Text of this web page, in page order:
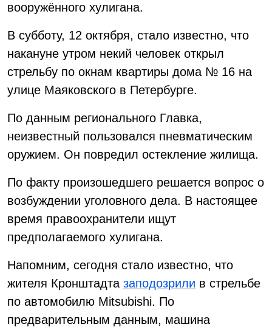
вооружённого хулигана.
В субботу, 12 октября, стало известно, что
накануне утром некий человек открыл
стрельбу по окнам квартиры дома № 16 на
улице Маяковского в Петербурге.
По данным регионального Главка,
неизвестный пользовался пневматическим
оружием. Он повредил остекление жилища.
По факту произошедшего решается вопрос о
возбуждении уголовного дела. В настоящее
время правоохранители ищут
предполагаемого хулигана.
Напомним, сегодня стало известно, что
жителя Кронштадта заподозрили в стрельбе
по автомобилю Mitsubishi. По
предварительным данным, машина